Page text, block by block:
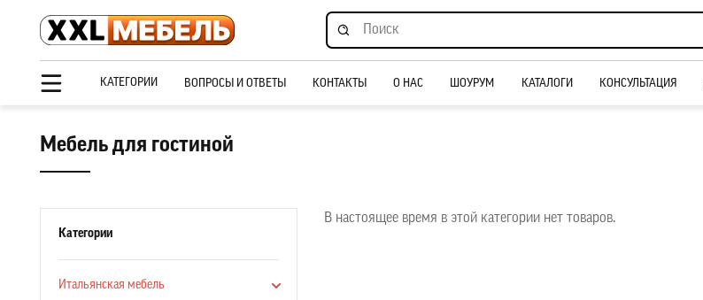
КАТЕГОРИИ ВОПРОСЫ И ОТВЕТЫ КОНТАКТЫ О НАС ШОУРУМ КАТАЛОГИ КОНСУЛЬТАЦИЯ
Мебель для гостиной
Категории
Итальянская мебель
В настоящее время в этой категории нет товаров.